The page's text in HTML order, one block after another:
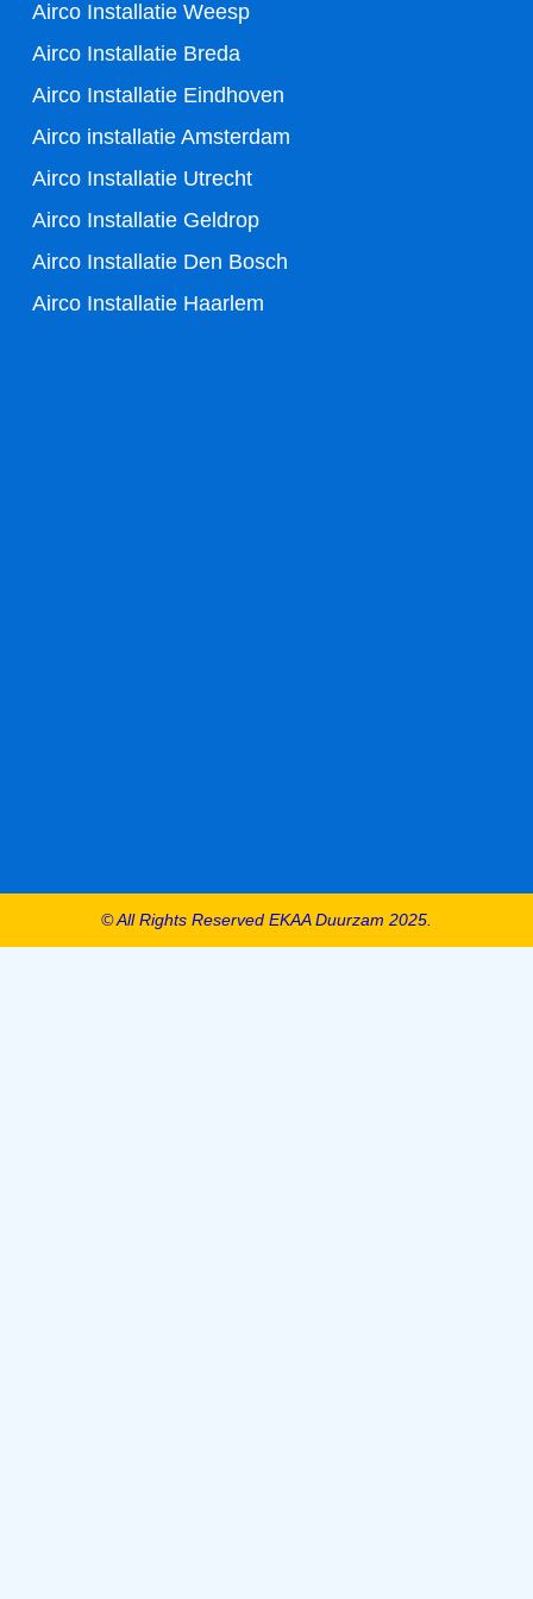
Airco Installatie Weesp
Airco Installatie Breda
Airco Installatie Eindhoven
Airco installatie Amsterdam
Airco Installatie Utrecht
Airco Installatie Geldrop
Airco Installatie Den Bosch
Airco Installatie Haarlem
© All Rights Reserved EKAA Duurzam 2025.